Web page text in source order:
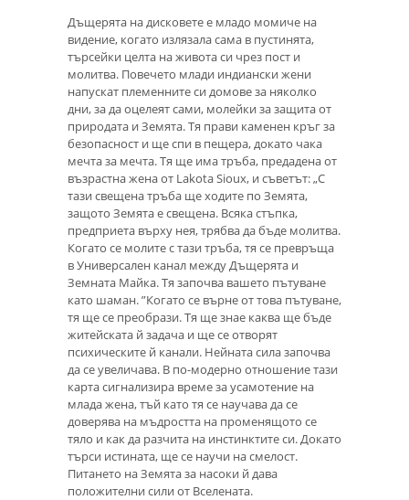
Дъщерята на дисковете е младо момиче на
видение, когато излязала сама в пустинята,
търсейки целта на живота си чрез пост и
молитва. Повечето млади индиански жени
напускат племенните си домове за няколко
дни, за да оцелеят сами, молейки за защита от
природата и Земята. Тя прави каменен кръг за
безопасност и ще спи в пещера, докато чака
мечта за мечта. Тя ще има тръба, предадена от
възрастна жена от Lakota Sioux, и съветът: „С
тази свещена тръба ще ходите по Земята,
защото Земята е свещена. Всяка стъпка,
предприета върху нея, трябва да бъде молитва.
Когато се молите с тази тръба, тя се превръща
в Универсален канал между Дъщерята и
Земната Майка. Тя започва вашето пътуване
като шаман. ”Когато се върне от това пътуване,
тя ще се преобрази. Тя ще знае каква ще бъде
житейската й задача и ще се отворят
психическите й канали. Нейната сила започва
да се увеличава. В по-модерно отношение тази
карта сигнализира време за усамотение на
млада жена, тъй като тя се научава да се
доверява на мъдростта на променящото се
тяло и как да разчита на инстинктите си. Докато
търси истината, ще се научи на смелост.
Питането на Земята за насоки й дава
положителни сили от Вселената.